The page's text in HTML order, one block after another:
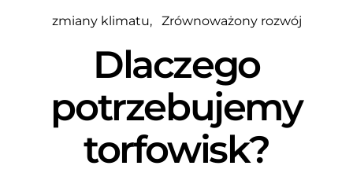
zmiany klimatu Zrównoważony rozwój
Dlaczego
potrzebujemy
torfowisk?